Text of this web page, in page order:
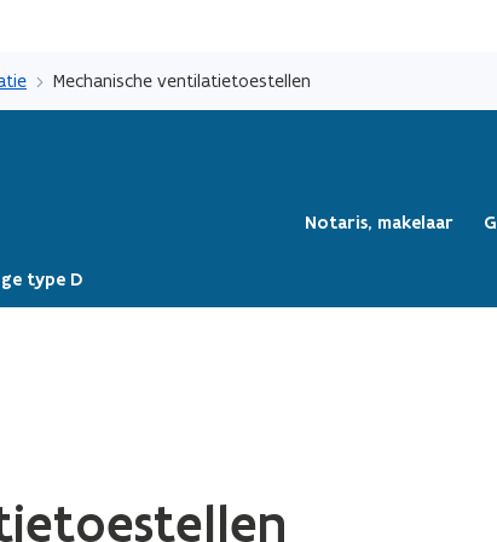
en
naar
Mechanische ventilatietoestellen
Notaris, makelaar
type D